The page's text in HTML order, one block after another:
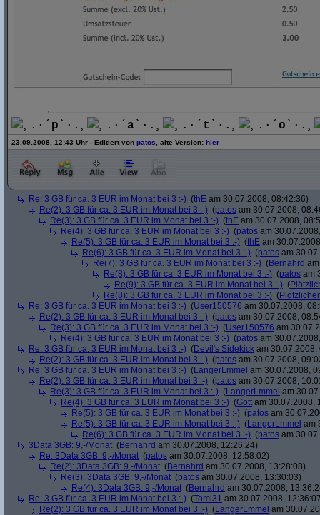
¸.·´ p `·.¸ ¸.·´ a `·.¸ ¸.·´ t `·.¸ ¸.·´ o `·.¸
23.09.2008, 12:43 Uhr - Editiert von patos , alte Version: hier
Re: 3 GB für ca. 3 EUR im Monat bei 3 :-) (thE am 30.07.2008, 08:42:36)
Re(2): 3 GB für ca. 3 EUR im Monat bei 3 :-) (patos am 30.07.2008,
Re(3): 3 GB für ca. 3 EUR im Monat bei 3 :-) (thE am 30.07.2008,
Re(4): 3 GB für ca. 3 EUR im Monat bei 3 :-) (patos am
Re(5): 3 GB für ca. 3 EUR im Monat bei 3 :-) (thE am
Re(6): 3 GB für ca. 3 EUR im Monat bei 3 :-) (patos am
Re(7): 3 GB für ca. 3 EUR im Monat bei 3 :-) (Bernahrd
Re(8): 3 GB für ca. 3 EUR im Monat bei 3 :-) (patos am
Re(9): 3 GB für ca. 3 EUR im Monat bei 3 :-) (
Re(8): 3 GB für ca. 3 EUR im Monat bei 3 :-) (
Re: 3 GB für ca. 3 EUR im Monat bei 3 :-) (User150576 am 30.07.2008,
Re(2): 3 GB für ca. 3 EUR im Monat bei 3 :-) (patos am 30.07.2008,
Re(3): 3 GB für ca. 3 EUR im Monat bei 3 :-) (User150576 am
Re(4): 3 GB für ca. 3 EUR im Monat bei 3 :-) (patos am
Re: 3 GB für ca. 3 EUR im Monat bei 3 :-) (Devil's Sidekick am 30.07.2008,
Re(2): 3 GB für ca. 3 EUR im Monat bei 3 :-) (patos am 30.07.2008,
Re: 3 GB für ca. 3 EUR im Monat bei 3 :-) (LangerLmmel am 30.07.2008,
Re(2): 3 GB für ca. 3 EUR im Monat bei 3 :-) (patos am 30.07.2008,
Re(3): 3 GB für ca. 3 EUR im Monat bei 3 :-) (LangerLmmel am
Re(4): 3 GB für ca. 3 EUR im Monat bei 3 :-) (Gott am 30.07.2008,
Re(5): 3 GB für ca. 3 EUR im Monat bei 3 :-) (patos am
Re(5): 3 GB für ca. 3 EUR im Monat bei 3 :-) (LangerLmmel am
Re(6): 3 GB für ca. 3 EUR im Monat bei 3 :-) (patos am
3Data 3GB: 9,-/Monat (Bernahrd am 30.07.2008, 12:26:24)
Re: 3Data 3GB: 9,-/Monat (patos am 30.07.2008, 12:58:02)
Re(2): 3Data 3GB: 9,-/Monat (Bernahrd am 30.07.2008, 13:28:08)
Re(3): 3Data 3GB: 9,-/Monat (patos am 30.07.2008, 13:30:03)
Re(4): 3Data 3GB: 9,-/Monat (Bernahrd am 30.07.2008,
Re: 3 GB für ca. 3 EUR im Monat bei 3 :-) (Tomi31 am 30.07.2008,
Re(2): 3 GB für ca. 3 EUR im Monat bei 3 :-) (LangerLmmel am